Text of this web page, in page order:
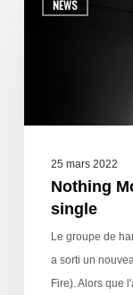
NEWS
25 mars 2022
Nothing
single
Le groupe de
a sorti un
Fire). Alors que